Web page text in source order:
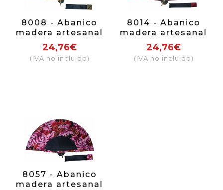
8008 - Abanico
madera artesanal
24,76€
(IVA no incluido)
8014 - Abanico
madera artesanal
24,76€
(IVA no incluido)
8057 - Abanico
madera artesanal